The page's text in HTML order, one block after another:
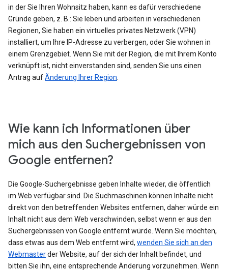
in der Sie Ihren Wohnsitz haben, kann es dafür verschiedene
Gründe geben, z. B.: Sie leben und arbeiten in verschiedenen
Regionen, Sie haben ein virtuelles privates Netzwerk (VPN)
installiert, um Ihre IP-Adresse zu verbergen, oder Sie wohnen in
einem Grenzgebiet. Wenn Sie mit der Region, die mit Ihrem Konto
verknüpft ist, nicht einverstanden sind, senden Sie uns einen
Antrag aufÄnderung Ihrer Region
Wie kann ich Informationen über
mich aus den Suchergebnissen von
Google entfernen?
Die Google-Suchergebnisse geben Inhalte wieder, die öffentlich
im Web verfügbar sind. Die Suchmaschinen können Inhalte nicht
direkt von den betreffenden Websites entfernen, daher würde ein
Inhalt nicht aus dem Web verschwinden, selbst wenn er aus den
Suchergebnissen von Google entfernt würde. Wenn Sie möchten,
dass etwas aus dem Web entfernt wird, wenden Sie sich an den
Webmasterder Website, auf der sich der Inhalt befindet, und
bitten Sie ihn, eine entsprechende Änderung vorzunehmen. Wenn